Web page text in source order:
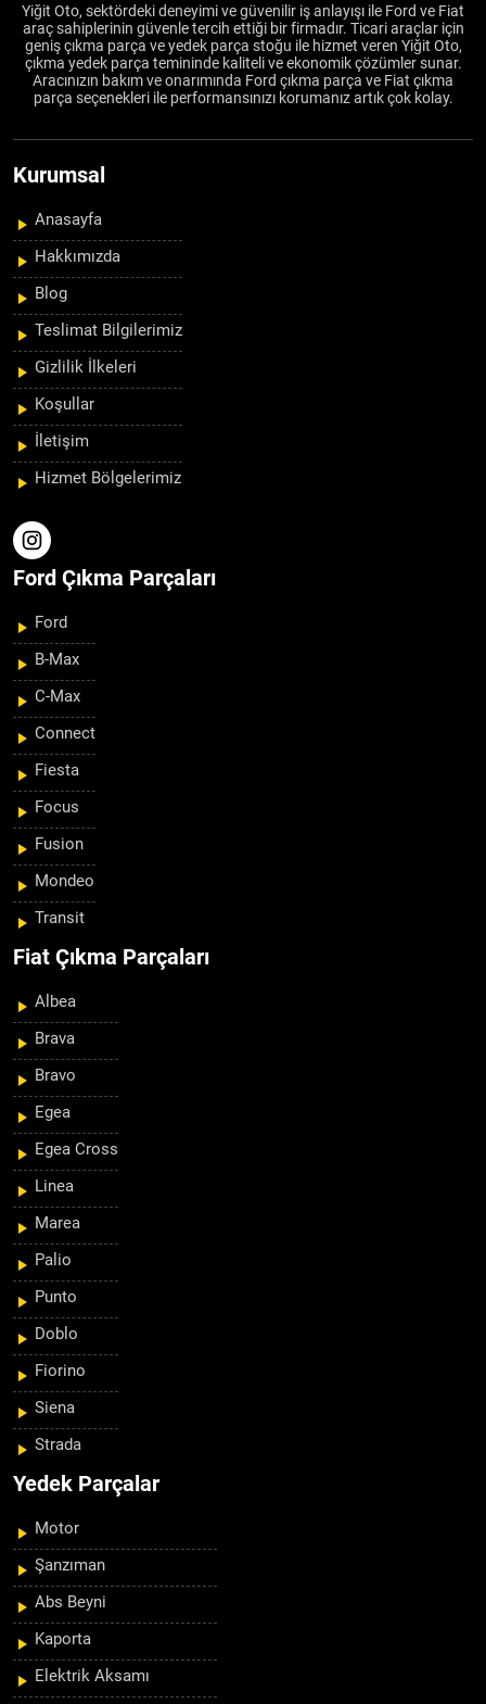
Yiğit Oto, sektördeki deneyimi ve güvenilir iş anlayışı ile Ford ve Fiat
araç sahiplerinin güvenle tercih ettiği bir firmadır. Ticari araçlar için
geniş çıkma parça ve yedek parça stoğu ile hizmet veren Yiğit Oto,
çıkma yedek parça temininde kaliteli ve ekonomik çözümler sunar.
Aracınızın bakım ve onarımında Ford çıkma parça ve Fiat çıkma
parça seçenekleri ile performansınızı korumanız artık çok kolay.
Kurumsal
Anasayfa
Hakkımızda
Blog
Teslimat Bilgilerimiz
Gizlilik İlkeleri
Koşullar
İletişim
Hizmet Bölgelerimiz
Ford Çıkma Parçaları
Ford
B-Max
C-Max
Connect
Fiesta
Focus
Fusion
Mondeo
Transit
Fiat Çıkma Parçaları
Albea
Brava
Bravo
Egea
Egea Cross
Linea
Marea
Palio
Punto
Doblo
Fiorino
Siena
Strada
Yedek Parçalar
Motor
Şanzıman
Abs Beyni
Kaporta
Elektrik Aksamı